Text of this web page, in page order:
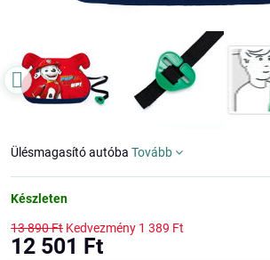
Ülésmagasító autóba Tovább
Készleten
13 890 Ft Kedvezmény 1 389 Ft
12 501 Ft